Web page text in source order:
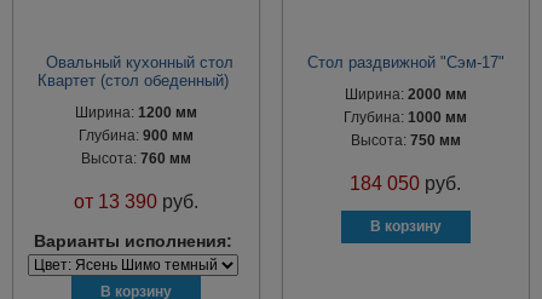
Овальный кухонный стол
Квартет (стол обеденный)
Ширина:1200 мм
Глубина:900 мм
Высота:760 мм
от 13 390 руб.
Варианты исполнения:
Стол раздвижной "Сэм-17"
Ширина: 2000 мм
Глубина:1000 мм
Высота: 750 мм
184 050 руб.